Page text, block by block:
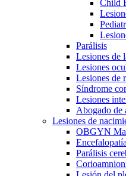
Child
Parálisis
Lesiones de
Lesiones
Lesiones de
Síndrome
Lesiones
Abogado de
Lesiones de
OBGYN
Parálisis